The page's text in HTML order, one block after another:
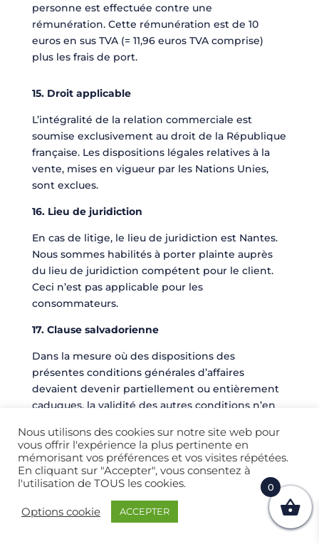
personne est effectuée contre une
rémunération. Cette rémunération est de 10
euros en sus TVA (= 11,96 euros TVA comprise)
plus les frais de port.
15. Droit applicable
L’intégralité de la relation commerciale est
soumise exclusivement au droit de la République
française. Les dispositions légales relatives à la
vente, mises en vigueur par les Nations Unies,
sont exclues.
16. Lieu de juridiction
En cas de litige, le lieu de juridiction est Nantes.
Nous sommes habilités à porter plainte auprès
du lieu de juridiction compétent pour le client.
Ceci n’est pas applicable pour les
consommateurs.
17. Clause salvadorienne
Dans la mesure où des dispositions des
présentes conditions générales d’affaires
devaient devenir partiellement ou entièrement
caduques, la validité des autres conditions n’en
caduque doit être remplacée par une
réglementation légale.
CONDITIONS GÉNÉRALES DE VENTE DES
CRÉATIONS GRAPHIQUES
Nous utilisons des cookies sur notre site web pour
vous offrir l'expérience la plus pertinente en
mémorisant vos préférences et vos visites répétées.
En cliquant sur "Accepter", vous consentez à
l'utilisation de TOUS les cookies.
Options cookie ACCEPTER
0